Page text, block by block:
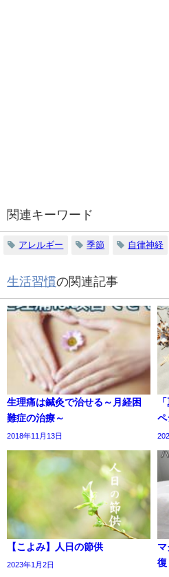
関連キーワード
アレルギー 季節 自律神経
生活習慣の関連記事
生理痛は鍼灸で治せる～月経困
難症の治療～
2018年11月13日
ペ
【こよみ】人日の節供
2023年1月2日
マ
復